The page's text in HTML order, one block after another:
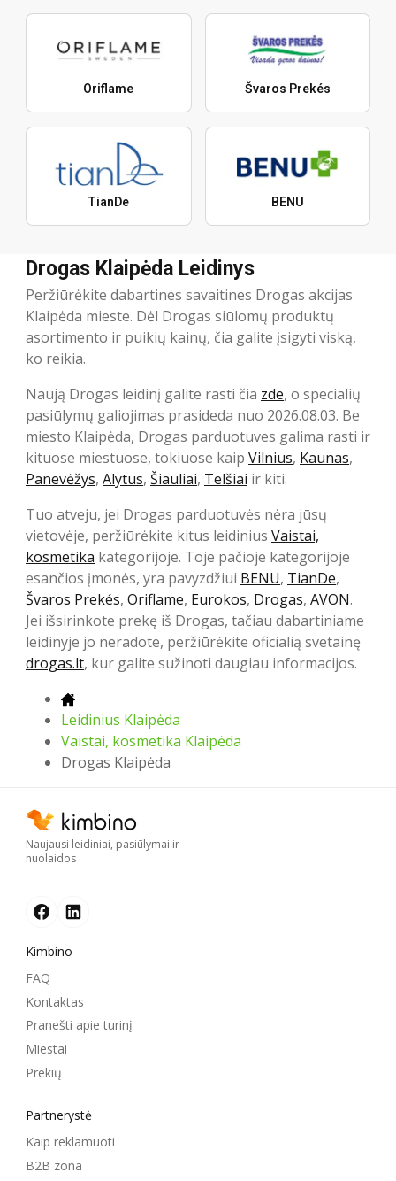
Oriflame Švaros Prekés
TianDe BENU
Drogas Klaipėda Leidinys
Peržiūrėkite dabartines savaitines Drogas akcijas
Klaipėda mieste. Dėl Drogas siūlomų produktų
asortimento ir puikių kainų, čia galite įsigyti viską,
ko reikia.
Naują Drogas leidinį galite rasti čia zde, o specialių
pasiūlymų galiojimas prasideda nuo 2026.08.03. Be
miesto Klaipėda, Drogas parduotuves galima rasti ir
kituose miestuose, tokiuose kaip Vilnius, Kaunas,
Panevėžys, Alytus, Šiauliai, Telšiai ir kiti.
Tuo atveju, jei Drogas parduotuvės nėra jūsų
vietovėje, peržiūrėkite kitus leidinius Vaistai,
kosmetika kategorijoje. Toje pačioje kategorijoje
esančios įmonės, yra pavyzdžiui BENU, TianDe,
Švaros Prekés, Oriflame, Eurokos, Drogas, AVON.
Jei išsirinkote prekę iš Drogas, tačiau dabartiniame
leidinyje jo neradote, peržiūrėkite oficialią svetainę
drogas.lt, kur galite sužinoti daugiau informacijos.
Leidinius Klaipėda
Vaistai, kosmetika Klaipėda
Drogas Klaipėda
Naujausi leidiniai, pasiūlymai ir
nuolaidos
Kimbino
FAQ
Kontaktas
Pranešti apie turinį
Miestai
Prekių
Partnerystė
Kaip reklamuoti
B2B zona